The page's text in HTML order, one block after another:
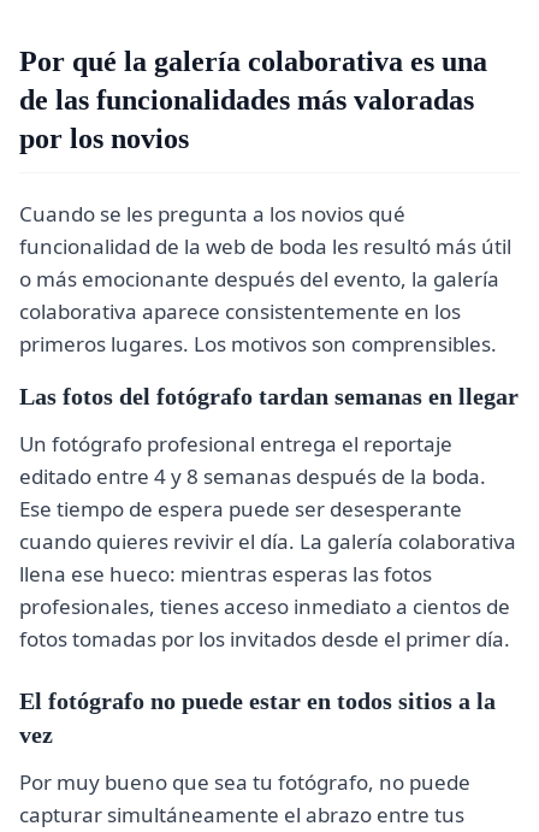
Por qué la galería colaborativa es una
de las funcionalidades más valoradas
por los novios
Cuando se les pregunta a los novios qué
funcionalidad de la web de boda les resultó más útil
o más emocionante después del evento, la galería
colaborativa aparece consistentemente en los
primeros lugares. Los motivos son comprensibles.
Las fotos del fotógrafo tardan semanas en llegar
Un fotógrafo profesional entrega el reportaje
editado entre 4 y 8 semanas después de la boda.
Ese tiempo de espera puede ser desesperante
cuando quieres revivir el día. La galería colaborativa
llena ese hueco: mientras esperas las fotos
profesionales, tienes acceso inmediato a cientos de
fotos tomadas por los invitados desde el primer día.
El fotógrafo no puede estar en todos sitios a la
vez
Por muy bueno que sea tu fotógrafo, no puede
capturar simultáneamente el abrazo entre tus